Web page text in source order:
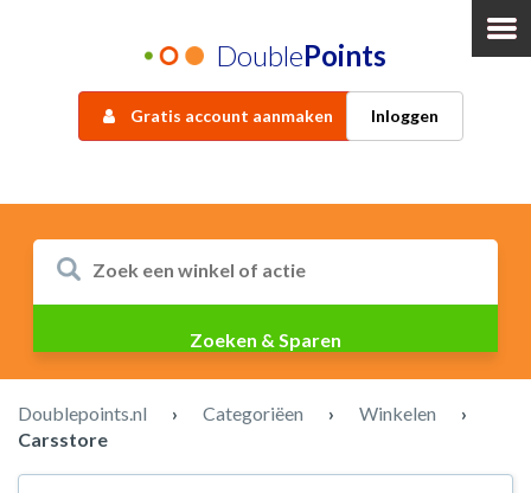
DoublePoints
Gratis account aanmaken Inloggen
Doublepoints.nl › Categoriëen › Winkelen
›
Carsstore